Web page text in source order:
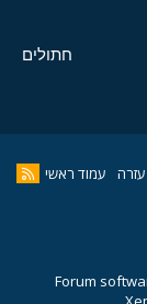
חתולים
עזרה עמוד ראשי
Forum